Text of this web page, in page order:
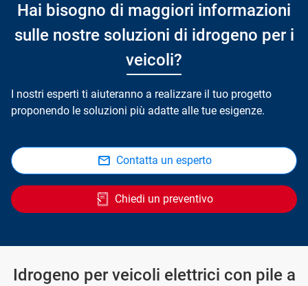
Hai bisogno di maggiori informazioni
sulle nostre soluzioni di idrogeno per i
veicoli?
I nostri esperti ti aiuteranno a realizzare il tuo progetto
proponendo le soluzioni più adatte alle tue esigenze.
Contatta un esperto
Chiedi un preventivo
Idrogeno per veicoli elettrici con pile a